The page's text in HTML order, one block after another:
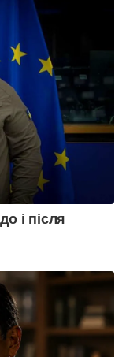
і після